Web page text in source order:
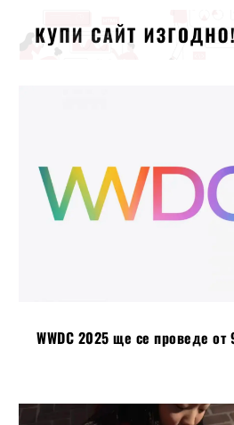
WWDC 2025 ще се проведе